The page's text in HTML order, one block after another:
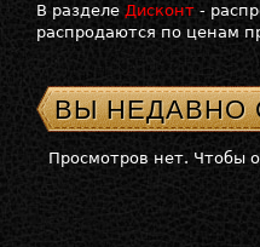
В разделе Дисконт-
распродаются по ценам
ВЫ НЕДАВНО
Просмотров нет. Чтобы